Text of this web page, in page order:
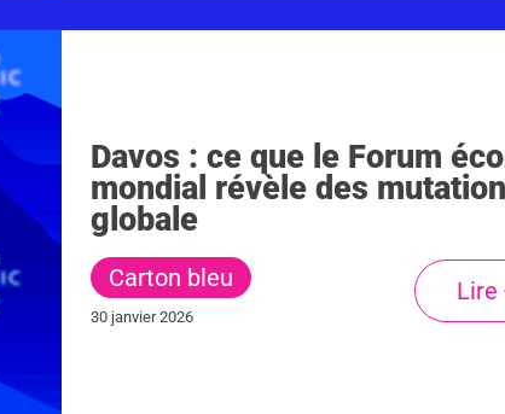
Davos : ce que le Forum
mondial révèle des
globale
Carton bleu
30 janvier 2026
Lire